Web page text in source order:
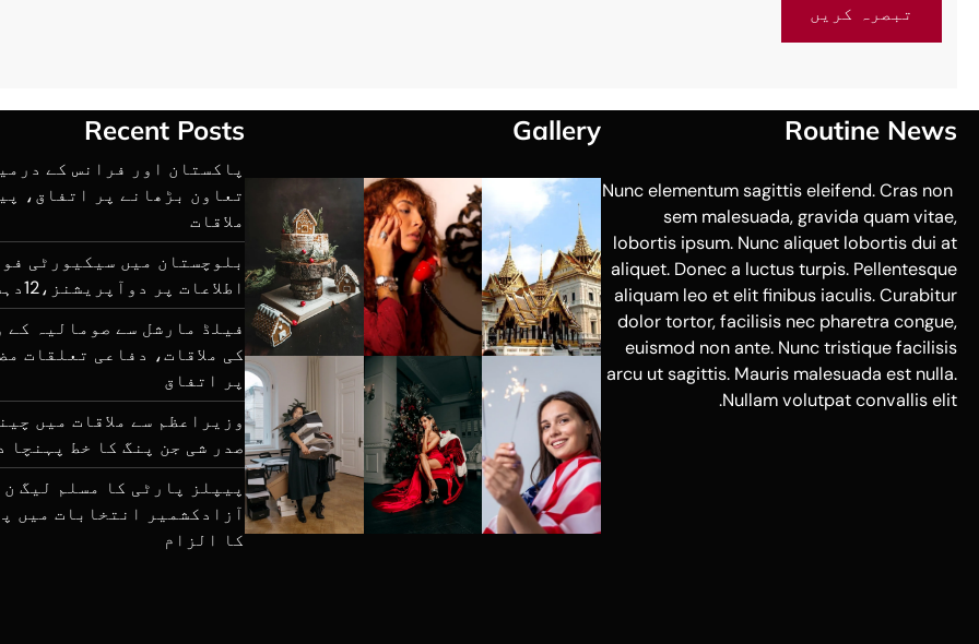
Routine News
Nunc elementum sagittis eleifend. Cras non
sem malesuada, gravida quam vitae,
lobortis ipsum. Nunc aliquet lobortis dui at
aliquet. Donec a luctus turpis. Pellentesque
aliquam leo et elit finibus iaculis. Curabitur
dolor tortor, facilisis nec pharetra congue,
euismod non ante. Nunc tristique facilisis
arcu ut sagittis. Mauris malesuada est nulla.
Nullam volutpat convallis elit.
Gallery
Recent Posts
پاکستان اور فرانس کے
تعاون بڑھانے پر اتفاق،
ملاقات
بلوچستان میں سیکیورٹی
اطلاعات پر دوآپریشنز،12دہشتگرد ہلاک
فیلڈ مارشل سے صومالیہ کے
کی ملاقات، دفاعی تعلقات
پر اتفاق
وزیراعظم سے ملاقات میں
صدر شی جن پنگ کا خط پہنچا
پیپلز پارٹی کا مسلم لیگ ن
آزادکشمیر انتخابات میں
کا الزام